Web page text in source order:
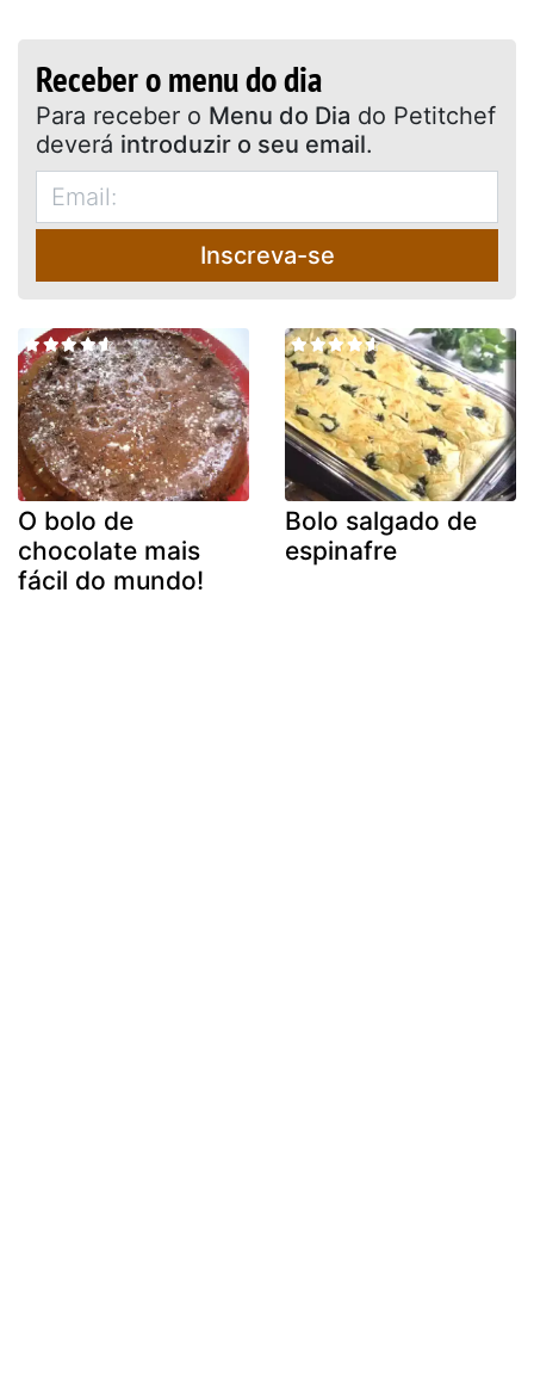
Receber o menu do dia
Para receber o Menu do Dia do Petitchef
deverá introduzir o seu email.
Inscreva-se
O bolo de
chocolate mais
fácil do mundo!
Bolo salgado de
espinafre